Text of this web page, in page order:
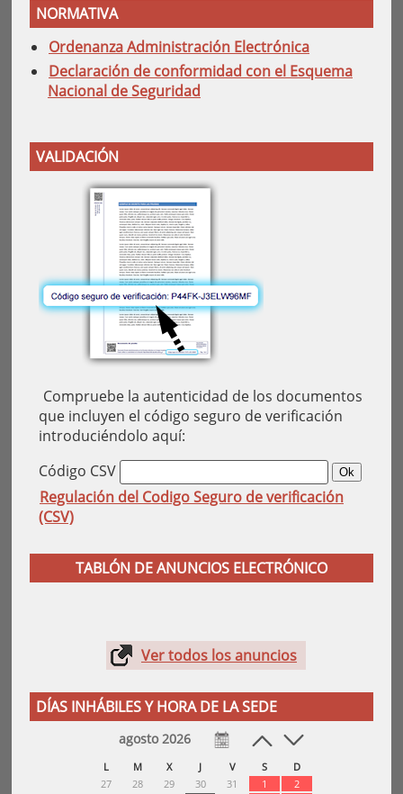
NORMATIVA
Ordenanza Administración Electrónica
Declaración de conformidad con el Esquema
Nacional de Seguridad
VALIDACIÓN
Compruebe la autenticidad de los documentos
que incluyen el código seguro de verificación
introduciéndolo aquí:
Código CSV
Regulación del Codigo Seguro de verificación
(CSV)
TABLÓN DE ANUNCIOS ELECTRÓNICO
Ver todos los anuncios
DÍAS INHÁBILES Y HORA DE LA SEDE
agosto 2026
L M X J V S
D
27
28 29 30 31 1
2